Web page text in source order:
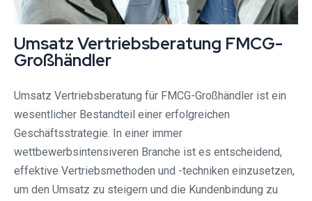
Umsatz Vertriebsberatung FMCG-
Großhändler
Umsatz Vertriebsberatung für FMCG-Großhändler ist ein
wesentlicher Bestandteil einer erfolgreichen
Geschäftsstrategie. In einer immer
wettbewerbsintensiveren Branche ist es entscheidend,
effektive Vertriebsmethoden und -techniken einzusetzen,
um den Umsatz zu steigern und die Kundenbindung zu